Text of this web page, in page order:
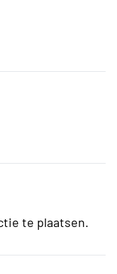
te plaatsen.